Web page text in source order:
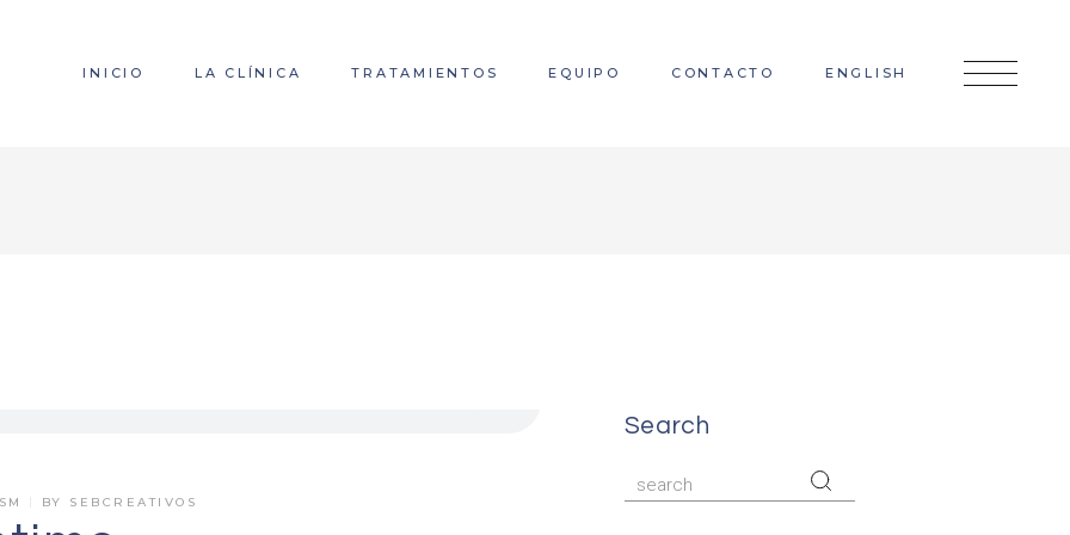
INICIO LA CLÍNICA TRATAMIENTOS EQUIPO CONTACTO ENGLISH
BY SEBCREATIVOS
Search
Search
for: